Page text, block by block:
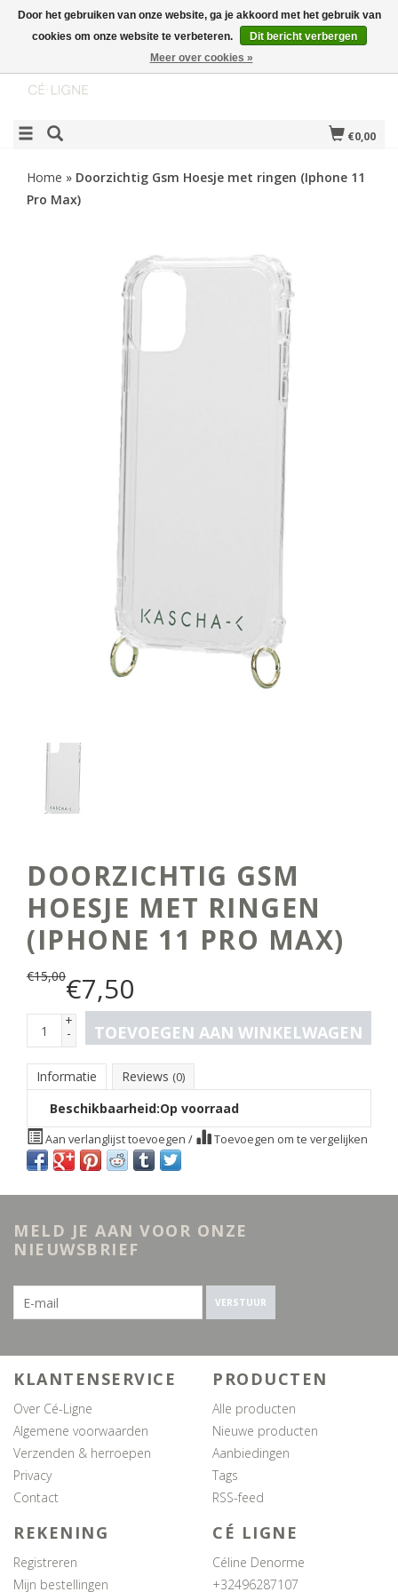
€0,00
Home » Doorzichtig Gsm Hoesje met ringen (Iphone 11
Pro Max)
DOORZICHTIG GSM
HOESJE MET RINGEN
(IPHONE 11 PRO MAX)
€15,00€7,50
+
- TOEVOEGEN AAN WINKELWAGEN
Informatie Reviews (0)
Beschikbaarheid:Op voorraad
Aan verlanglijst toevoegen / Toevoegen om te vergelijken
MELD JE AAN VOOR ONZE
NIEUWSBRIEF
VERSTUUR
KLANTENSERVICE
Over Cé-Ligne
Algemene voorwaarden
Verzenden & herroepen
Privacy
Contact
PRODUCTEN
Alle producten
Nieuwe producten
Aanbiedingen
Tags
RSS-feed
REKENING
Registreren
Mijn bestellingen
CÉ LIGNE
Céline Denorme
+32496287107
Door het gebruiken van onze website, ga je akkoord met het gebruik van
cookies om onze website te verbeteren.
Dit bericht verbergen
Meer over cookies »